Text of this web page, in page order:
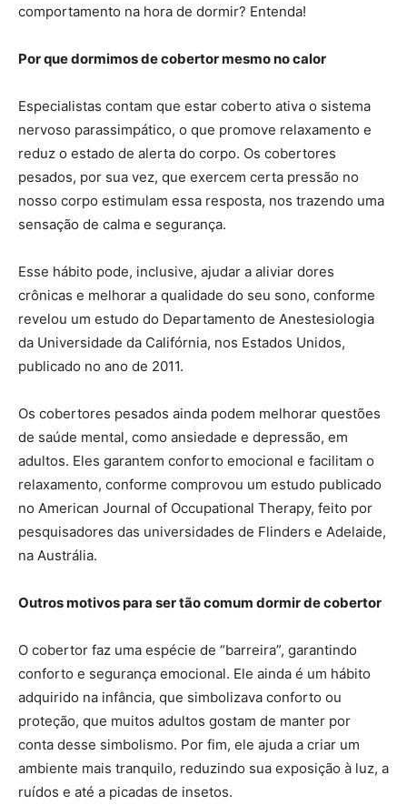
comportamento na hora de dormir? Entenda!
Por que dormimos de cobertor mesmo no calor
Especialistas contam que estar coberto ativa o sistema
nervoso parassimpático, o que promove relaxamento e
reduz o estado de alerta do corpo. Os cobertores
pesados, por sua vez, que exercem certa pressão no
nosso corpo estimulam essa resposta, nos trazendo uma
sensação de calma e segurança.
Esse hábito pode, inclusive, ajudar a aliviar dores
crônicas e melhorar a qualidade do seu sono, conforme
revelou um estudo do Departamento de Anestesiologia
da Universidade da Califórnia, nos Estados Unidos,
publicado no ano de 2011.
Os cobertores pesados ainda podem melhorar questões
de saúde mental, como ansiedade e depressão, em
adultos. Eles garantem conforto emocional e facilitam o
relaxamento, conforme comprovou um estudo publicado
no American Journal of Occupational Therapy, feito por
pesquisadores das universidades de Flinders e Adelaide,
na Austrália.
Outros motivos para ser tão comum dormir de cobertor
O cobertor faz uma espécie de “barreira”, garantindo
conforto e segurança emocional. Ele ainda é um hábito
adquirido na infância, que simbolizava conforto ou
proteção, que muitos adultos gostam de manter por
conta desse simbolismo. Por fim, ele ajuda a criar um
ambiente mais tranquilo, reduzindo sua exposição à luz, a
ruídos e até a picadas de insetos.